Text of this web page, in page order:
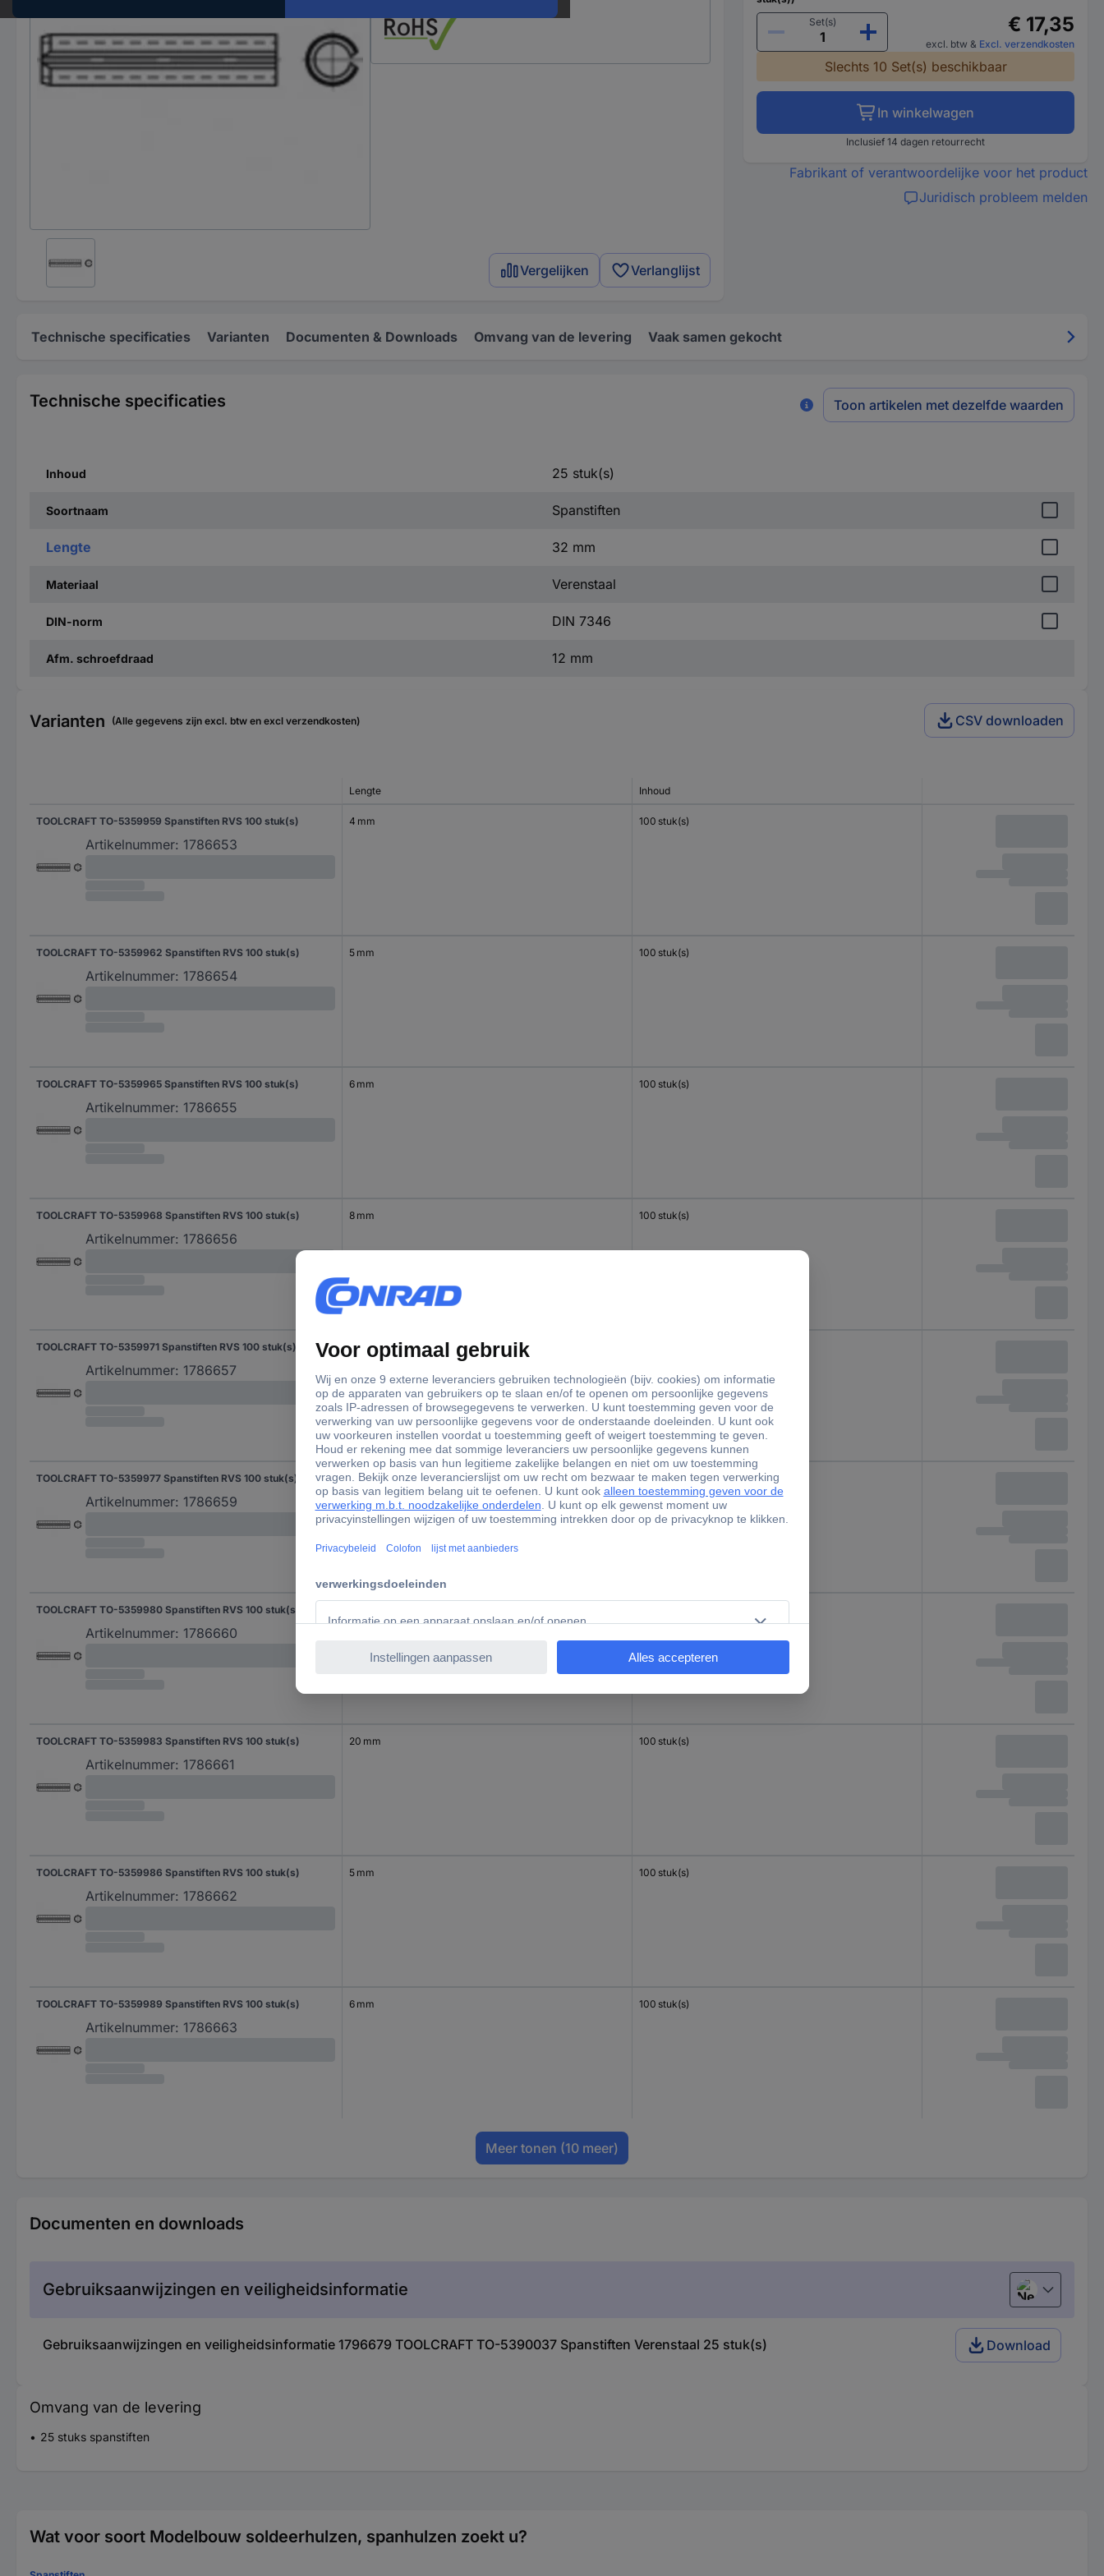
Vergelijken Verlanglijst
Set(s)
€ 17,35
excl. btw & Excl. verzendkosten
Slechts 10 Set(s) beschikbaar
In winkelwagen
Inclusief 14 dagen retourrecht
Fabrikant of verantwoordelijke voor het product
Juridisch probleem melden
Technische specificaties Varianten Documenten & Downloads Omvang van de levering Vaak samen gekocht
Technische specificaties Toon artikelen met dezelfde waarden
Inhoud 25 stuk(s)
Soortnaam Spanstiften
Lengte 32 mm
Materiaal Verenstaal
DIN-norm DIN 7346
Afm. schroefdraad 12 mm
Varianten (Alle gegevens zijn excl. btw en excl verzendkosten) CSV downloaden
Lengte Inhoud
TOOLCRAFT TO-5359959 Spanstiften RVS 100 stuk(s)
Artikelnummer: 1786653
4 mm 100 stuk(s)
TOOLCRAFT TO-5359962 Spanstiften RVS 100 stuk(s)
Artikelnummer: 1786654
5 mm 100 stuk(s)
TOOLCRAFT TO-5359965 Spanstiften RVS 100 stuk(s)
Artikelnummer: 1786655
6 mm 100 stuk(s)
TOOLCRAFT TO-5359968 Spanstiften RVS 100 stuk(s)
Artikelnummer: 1786656
8 mm 100 stuk(s)
TOOLCRAFT TO-5359971 Spanstiften RVS 100 stuk(s)
Artikelnummer: 1786657
10 mm
TOOLCRAFT TO-5359977 Spanstiften RVS 100 stuk(s)
Artikelnummer: 1786659
14 mm 100 stuk(s)
TOOLCRAFT TO-5359980 Spanstiften RVS 100 stuk(s)
Artikelnummer: 1786660
TOOLCRAFT TO-5359983 Spanstiften RVS 100 stuk(s)
Artikelnummer: 1786661
20 mm 100 stuk(s)
TOOLCRAFT TO-5359986 Spanstiften RVS 100 stuk(s)
Artikelnummer: 1786662
5 mm 100 stuk(s)
TOOLCRAFT TO-5359989 Spanstiften RVS 100 stuk(s)
Artikelnummer: 1786663
6 mm 100 stuk(s)
Meer tonen (10 meer)
Documenten en downloads
Gebruiksaanwijzingen en veiligheidsinformatie Nederlands
Gebruiksaanwijzingen en veiligheidsinformatie 1796679 TOOLCRAFT TO-5390037 Spanstiften Verenstaal 25 stuk(s) Download
Omvang van de levering
25 stuks spanstiften
Wat voor soort Modelbouw soldeerhulzen, spanhulzen zoekt u?